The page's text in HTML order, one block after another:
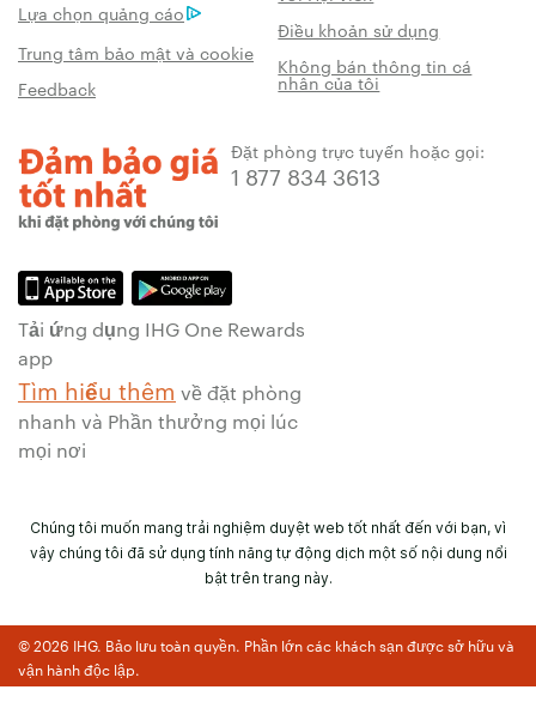
Lựa chọn quảng cáo
Điều khoản sử dụng
Trung tâm bảo mật và cookie
Không bán thông tin cá
nhân của tôi
Feedback
Đặt phòng trực tuyến hoặc gọi:
1 877 834 3613
Tải ứng dụng IHG One Rewards
app
Tìm hiểu thêm về đặt phòng
nhanh và Phần thưởng mọi lúc
mọi nơi
Chúng tôi muốn mang trải nghiệm duyệt web tốt nhất đến với bạn, vì
vậy chúng tôi đã sử dụng tính năng tự động dịch một số nội dung nổi
bật trên trang này.
© 2026 IHG. Bảo lưu toàn quyền. Phần lớn các khách sạn được sở hữu và
vận hành độc lập.